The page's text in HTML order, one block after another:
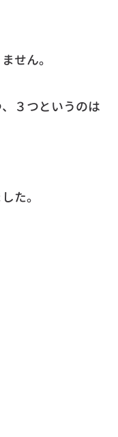
せん。
３つというのは
た。